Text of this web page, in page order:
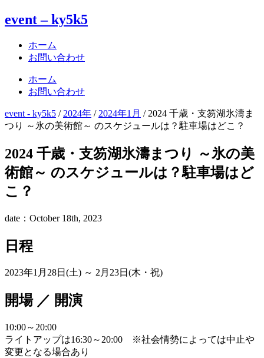
event – ky5k5
ホーム
お問い合わせ
ホーム
お問い合わせ
event - ky5k5 / 2024年 / 2024年1月 / 2024 千歳・支笏湖氷濤ま
つり ～氷の美術館～ のスケジュールは？駐車場はどこ？
2024 千歳・支笏湖氷濤まつり ～氷の美
術館～ のスケジュールは？駐車場はど
こ？
date：October 18th, 2023
日程
2023年1月28日(土) ～ 2月23日(木・祝)
開場 ／ 開演
10:00～20:00
ライトアップは16:30～20:00 ※社会情勢によっては中止や
変更となる場合あり